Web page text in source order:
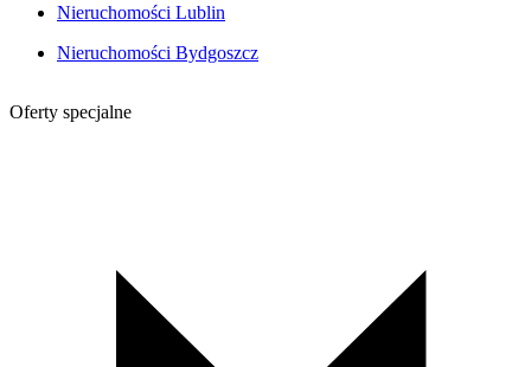
Nieruchomości Lublin
Nieruchomości Bydgoszcz
Oferty specjalne